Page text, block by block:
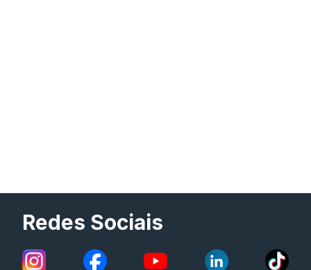
Redes Sociais